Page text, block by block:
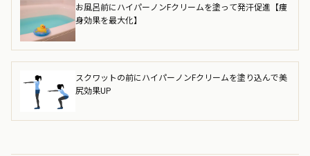
お風呂前にハイパーノンFクリームを塗って発汗促進【痩
身効果を最大化】
スクワットの前にハイパーノンFクリームを塗り込んで美
尻効果UP